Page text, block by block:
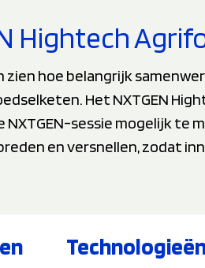
Hightech
zien hoe belangrijk
Het NXTGEN
sessie mogelijk te
en versnellen, zodat